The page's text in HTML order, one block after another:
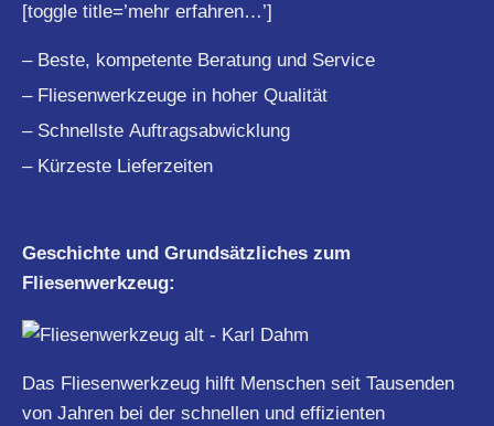
[toggle title=’mehr erfahren…’]
– Beste, kompetente Beratung und Service
– Fliesenwerkzeuge in hoher Qualität
– Schnellste Auftragsabwicklung
– Kürzeste Lieferzeiten
Geschichte und Grundsätzliches zum
Fliesenwerkzeug:
Das Fliesenwerkzeug hilft Menschen seit Tausenden
von Jahren bei der schnellen und effizienten